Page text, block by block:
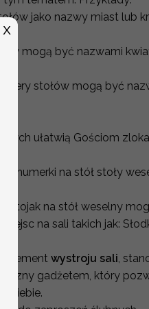
jako nazwy miast lub
mogą być nazwami
stołów mogą być
ułatwią Gościom
numerki na stół stoły
stojak na stół weselny
na sali takich jak:
element wystroju sali,
gadżetem, który
siebie.
X